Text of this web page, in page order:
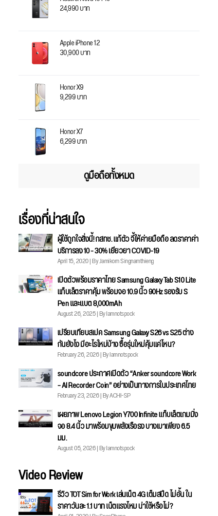
24,990 บาท
Apple iPhone 12
30,900 บาท
Honor X9
9,299 บาท
Honor X7
6,299 บาท
ดูมือถือทั้งหมด
เรื่องที่น่าสนใจ
ผู้ใช้ถูกใจสิ่งนี้! กสทช. แก้ตัว จี้ให้ค่ายมือถือ ลดราคาค่า
บริการลง 10 - 30% เยียวยา COVID-19
April 15, 2020 | By Jamikorn Singnamthieng
เปิดตัวพร้อมราคาไทย Samsung Galaxy Tab S10 Lite
แท็บเล็ตราคาคุ้ม พร้อมจอ 10.9 นิ้ว 90Hz รองรับ S
Pen และแบต 8,000mAh
August 26, 2025 | By Iamnotspock
เปรียบเทียบสเปค Samsung Galaxy S26 vs S25 ต่าง
กันยังไง มีอะไรใหม่บ้าง ซื้อรุ่นใหม่คุ้มแค่ไหน?
February 26, 2026 | By Iamnotspock
soundcore ประกาศเปิดตัว “Anker soundcore Work
– AI Recorder Coin” อย่างเป็นทางการในประเทศไทย
February 23, 2026 | By ACHI-SP
เผยภาพ Lenovo Legion Y700 Infinite แท็บเล็ตเกมมิ่ง
จอ 8.4 นิ้ว มาพร้อมขุมพลังเรือธง บางเบาเพียง 6.5
มม.
August 05, 2026 | By Iamnotspock
Video Review
รีวิว TOT Sim for Work เล่นเน็ต 4G เต็มสปีด ไม่อั้น ใน
ราคาวันละ 1.1 บาท เน็ตแรงไหม น่าใช้หรือไม่?